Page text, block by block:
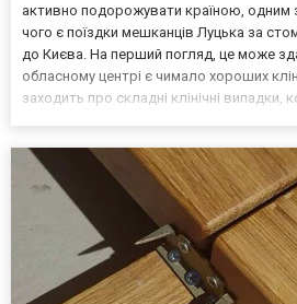
активно подорожувати країною, одним
чого є поїздки мешканців Луцька за
до Києва. На перший погляд, це може
обласному центрі є чимало хороших
заходить про складні клінічні випадки,